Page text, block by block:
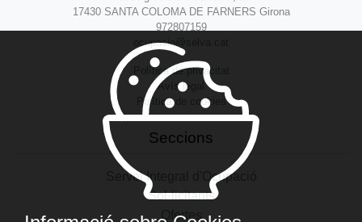
17430 SANTA COLOMA DE FARNERS Girona
972807159
ocupacio@selva.cat
Política de privacitat
Avís legal
Política de cookies
Seccions
Servei Integral d'Ocupació
Sol·licitants
Ofertes